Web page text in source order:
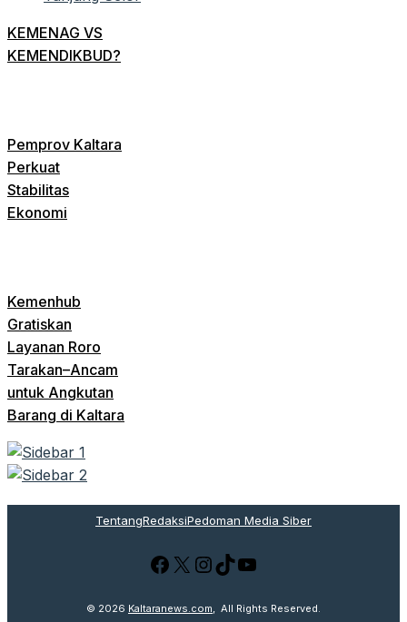
KEMENAG VS
KEMENDIKBUD?
Pemprov Kaltara
Perkuat
Stabilitas
Ekonomi
Kemenhub
Gratiskan
Layanan Roro
Tarakan–Ancam
untuk Angkutan
Barang di Kaltara
TentangRedaksiPedoman Media Siber
Facebook
X Instagram
TikTok
YouTube
© 2026 Kaltaranews.com , All Rights Reserved.